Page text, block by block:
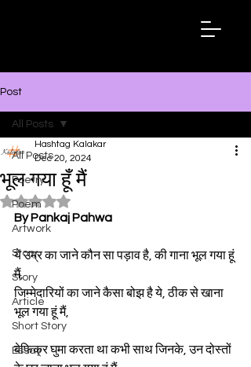
Post
All Posts
Poetry
Poem
Artwork
Story
Story
Article
Short Story
Essay
All Posts
भूल गया हूँ मैं
Hashtag Kalakar
Dec 20, 2024
Rated NaN out of 5 stars.
By Pankaj Pahwa
ये उम्र का जाने कौन सा पड़ाव है, की गाना भूल गया हूं
मैं,
जिम्मेदारियों का जाने कैसा बोझ है ये, ठीक से खाना
भूल गया हूं मैं,
बेफिक्र घुमा करता था कभी साथ जिनके, उन दोस्तों